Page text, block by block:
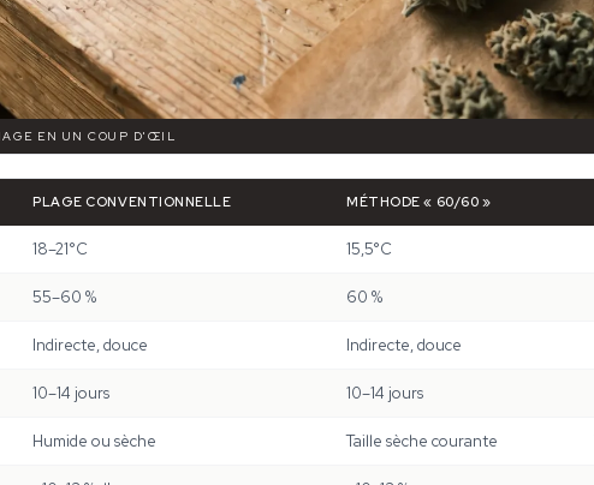
EN UN COUP D'ŒIL
PLAGE CONVENTIONNELLE MÉTHODE « 60/60 »
18–21°C 15,5°C
55–60 % 60 %
Indirecte, douce Indirecte, douce
10–14 jours 10–14 jours
Humide ou sèche Taille sèche courante